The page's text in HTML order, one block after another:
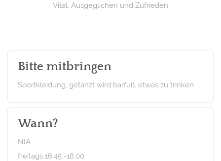
Vital, Ausgeglichen und Zufrieden
Bitte mitbringen
Sportkleidung, getanzt wird barfuß, etwas zu trinken
Wann?
NIA
freitags 16.45 -18.00